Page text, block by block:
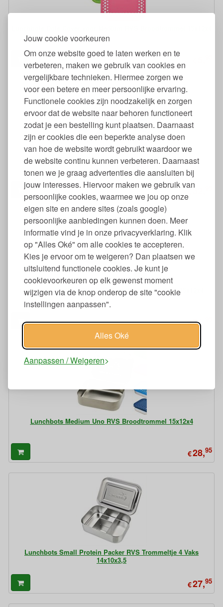
Jouw cookie voorkeuren
Om onze website goed te laten werken en te
verbeteren, maken we gebruik van cookies en
vergelijkbare technieken. Hiermee zorgen we
voor een betere en meer persoonlijke ervaring.
Functionele cookies zijn noodzakelijk en zorgen
ervoor dat de website naar behoren functioneert
zodat je een bestelling kunt plaatsen. Daarnaast
zijn er cookies die een beperkte analyse doen
van hoe de website wordt gebruikt waardoor we
de website continu kunnen verbeteren. Daarnaast
tonen we je graag advertenties die aansluiten bij
jouw interesses. Hiervoor maken we gebruik van
persoonlijke cookies, waarmee we jou op onze
eigen site en andere sites (zoals google)
persoonlijke aanbiedingen kunnen doen. Meer
informatie vind je in onze privacyverklaring. Klik
op "Alles Oké" om alle cookies te accepteren.
Kies je ervoor om te weigeren? Dan plaatsen we
uitsluitend functionele cookies. Je kunt je
cookievoorkeuren op elk gewenst moment
wijzigen via de knop onderop de site "cookie
instellingen aanpassen".
Alles Oké
Aanpassen / Weigeren
Lunchbots Medium Quad RVS Bentobox 4 Vaks 15x12x4
32,
Lunchbots Medium Trio RVS Broodtrommel 3 Vaks 15x12x4
€31,
Lunchbots Medium Uno RVS Broodtrommel 15x12x4
€28,95
Lunchbots Small Protein Packer RVS Trommeltje 4 Vaks
14x10x3,5
€27,95